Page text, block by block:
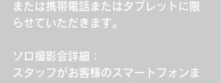
または携帯電話またはタブレットに限
らせていただきます。
ソロ撮影会詳細：
スタッフがお客様のスマートフォンま